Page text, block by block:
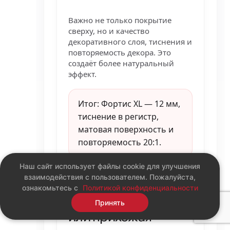
Важно не только покрытие
сверху, но и качество
декоративного слоя, тиснения и
повторяемость декора. Это
создаёт более натуральный
эффект.
Итог: Фортис XL — 12 мм,
тиснение в регистр,
матовая поверхность и
повторяемость 20:1.
Если комната кухня
или прихожая
Наш сайт использует файлы cookie для улучшения
взаимодействия с пользователем. Пожалуйста,
ознакомьтесь с
Политикой конфиденциальности
Принять